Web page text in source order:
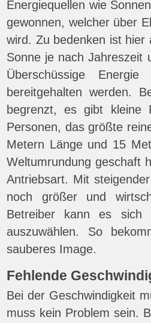
Energiequellen wie
gewonnen, welcher über
wird. Zu bedenken ist hier
Sonne je nach Jahreszeit
Überschüssige
bereitgehalten werden.
begrenzt, es gibt kleine
Personen, das größte
Metern Länge und 15
Weltumrundung geschaft
Antriebsart. Mit
noch größer und
Betreiber kann es sich
auszuwählen. So
sauberes Image.
Fehlende
Bei der Geschwindigkeit
muss kein Problem sein.